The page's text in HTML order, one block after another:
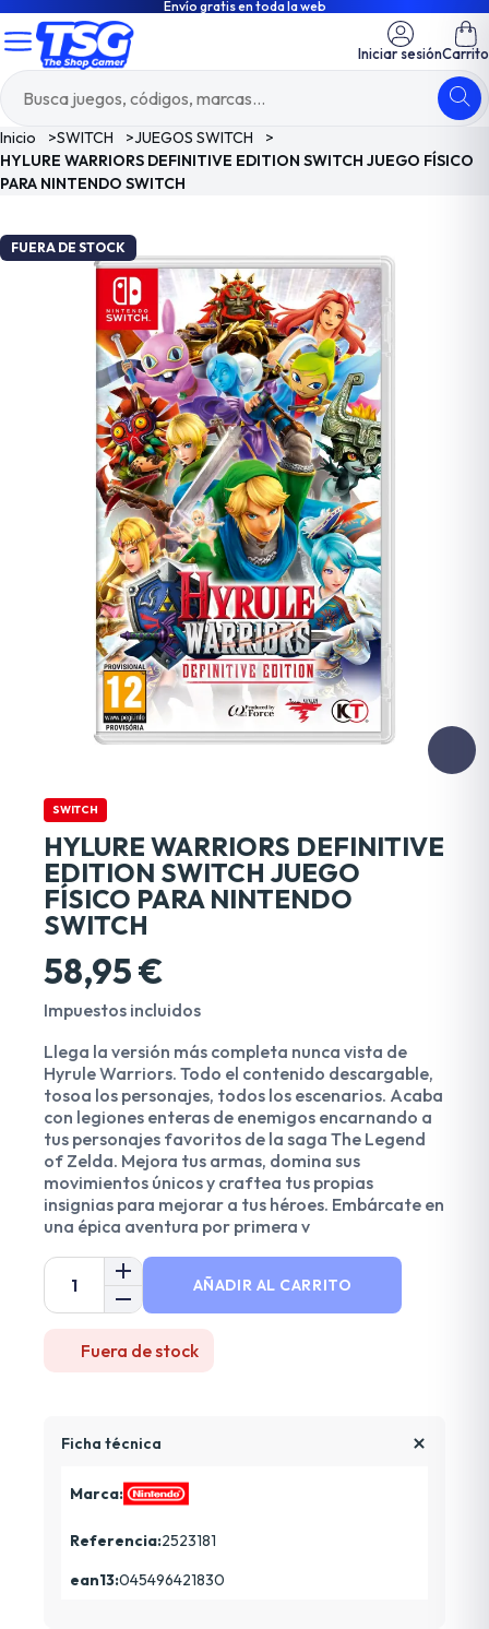
Envío gratis en toda la web
Iniciar sesiónCarrito
Inicio >SWITCH >JUEGOS SWITCH
>
HYLURE WARRIORS DEFINITIVE EDITION SWITCH JUEGO FÍSICO
PARA NINTENDO SWITCH
FUERA DE STOCK
SWITCH
HYLURE WARRIORS DEFINITIVE
EDITION SWITCH JUEGO
FÍSICO PARA NINTENDO
SWITCH
58,95 €
Impuestos incluidos
Llega la versión más completa nunca vista de
Hyrule Warriors. Todo el contenido descargable,
tosoa los personajes, todos los escenarios. Acaba
con legiones enteras de enemigos encarnando a
tus personajes favoritos de la saga The Legend
of Zelda. Mejora tus armas, domina sus
movimientos únicos y craftea tus propias
insignias para mejorar a tus héroes. Embárcate en
una épica aventura por primera v
AÑADIR AL CARRITO
Fuera de stock
Ficha técnica
Marca:
Referencia:2523181
ean13:045496421830